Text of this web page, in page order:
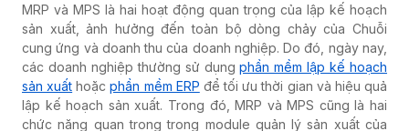
MRP và MPS là hai hoạt động quan trọng của lập kế hoạch
sản xuất, ảnh hưởng đến toàn bộ dòng chảy của Chuỗi
cung ứng và doanh thu của doanh nghiệp. Do đó, ngày nay,
các doanh nghiệp thường sử dụngphần mềm lập kế hoạch
sản xuất hoặcphần mềm ERP để tối ưu thời gian và hiệu quả
lập kế hoạch sản xuất. Trong đó, MRP và MPS cũng là hai
chức năng quan trọng trong module quản lý sản xuất của